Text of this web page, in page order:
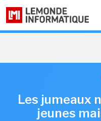
Les jumeaux
jeunes